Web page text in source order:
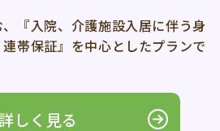
『入院、介護施設入居に伴う身
帯保証』を中心としたプランで
しく見る